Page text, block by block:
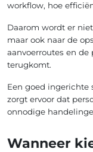
workflow, hoe
Daarom wordt er
maar ook naar de
aanvoerroutes en de
terugkomt.
Een goed ingerichte
zorgt ervoor dat
onnodige
Wanneer